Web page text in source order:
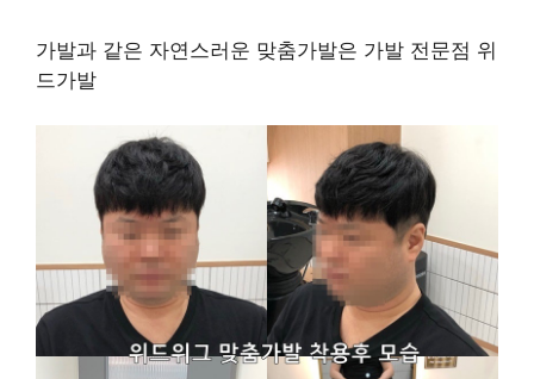
가발과 같은 자연스러운 맞춤가발은 가발 전문점 위
드가발